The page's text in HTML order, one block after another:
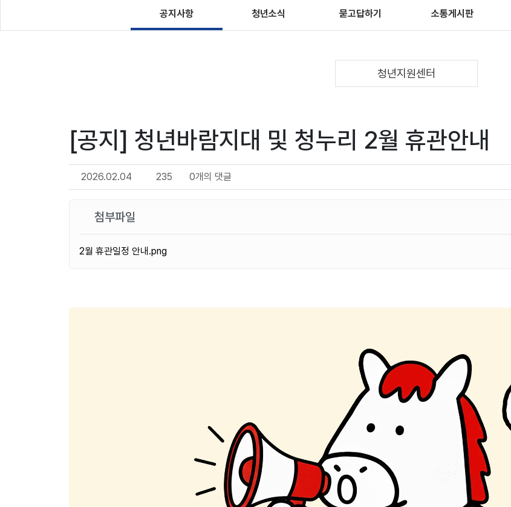
공지사항 청년소식 묻고답하기 소통게시판
청년지원센터
[공지] 청년바람지대 및 청누리 2월 휴관안내
2026.02.04 235 0개의 댓글
첨부파일
2월 휴관일정 안내.png